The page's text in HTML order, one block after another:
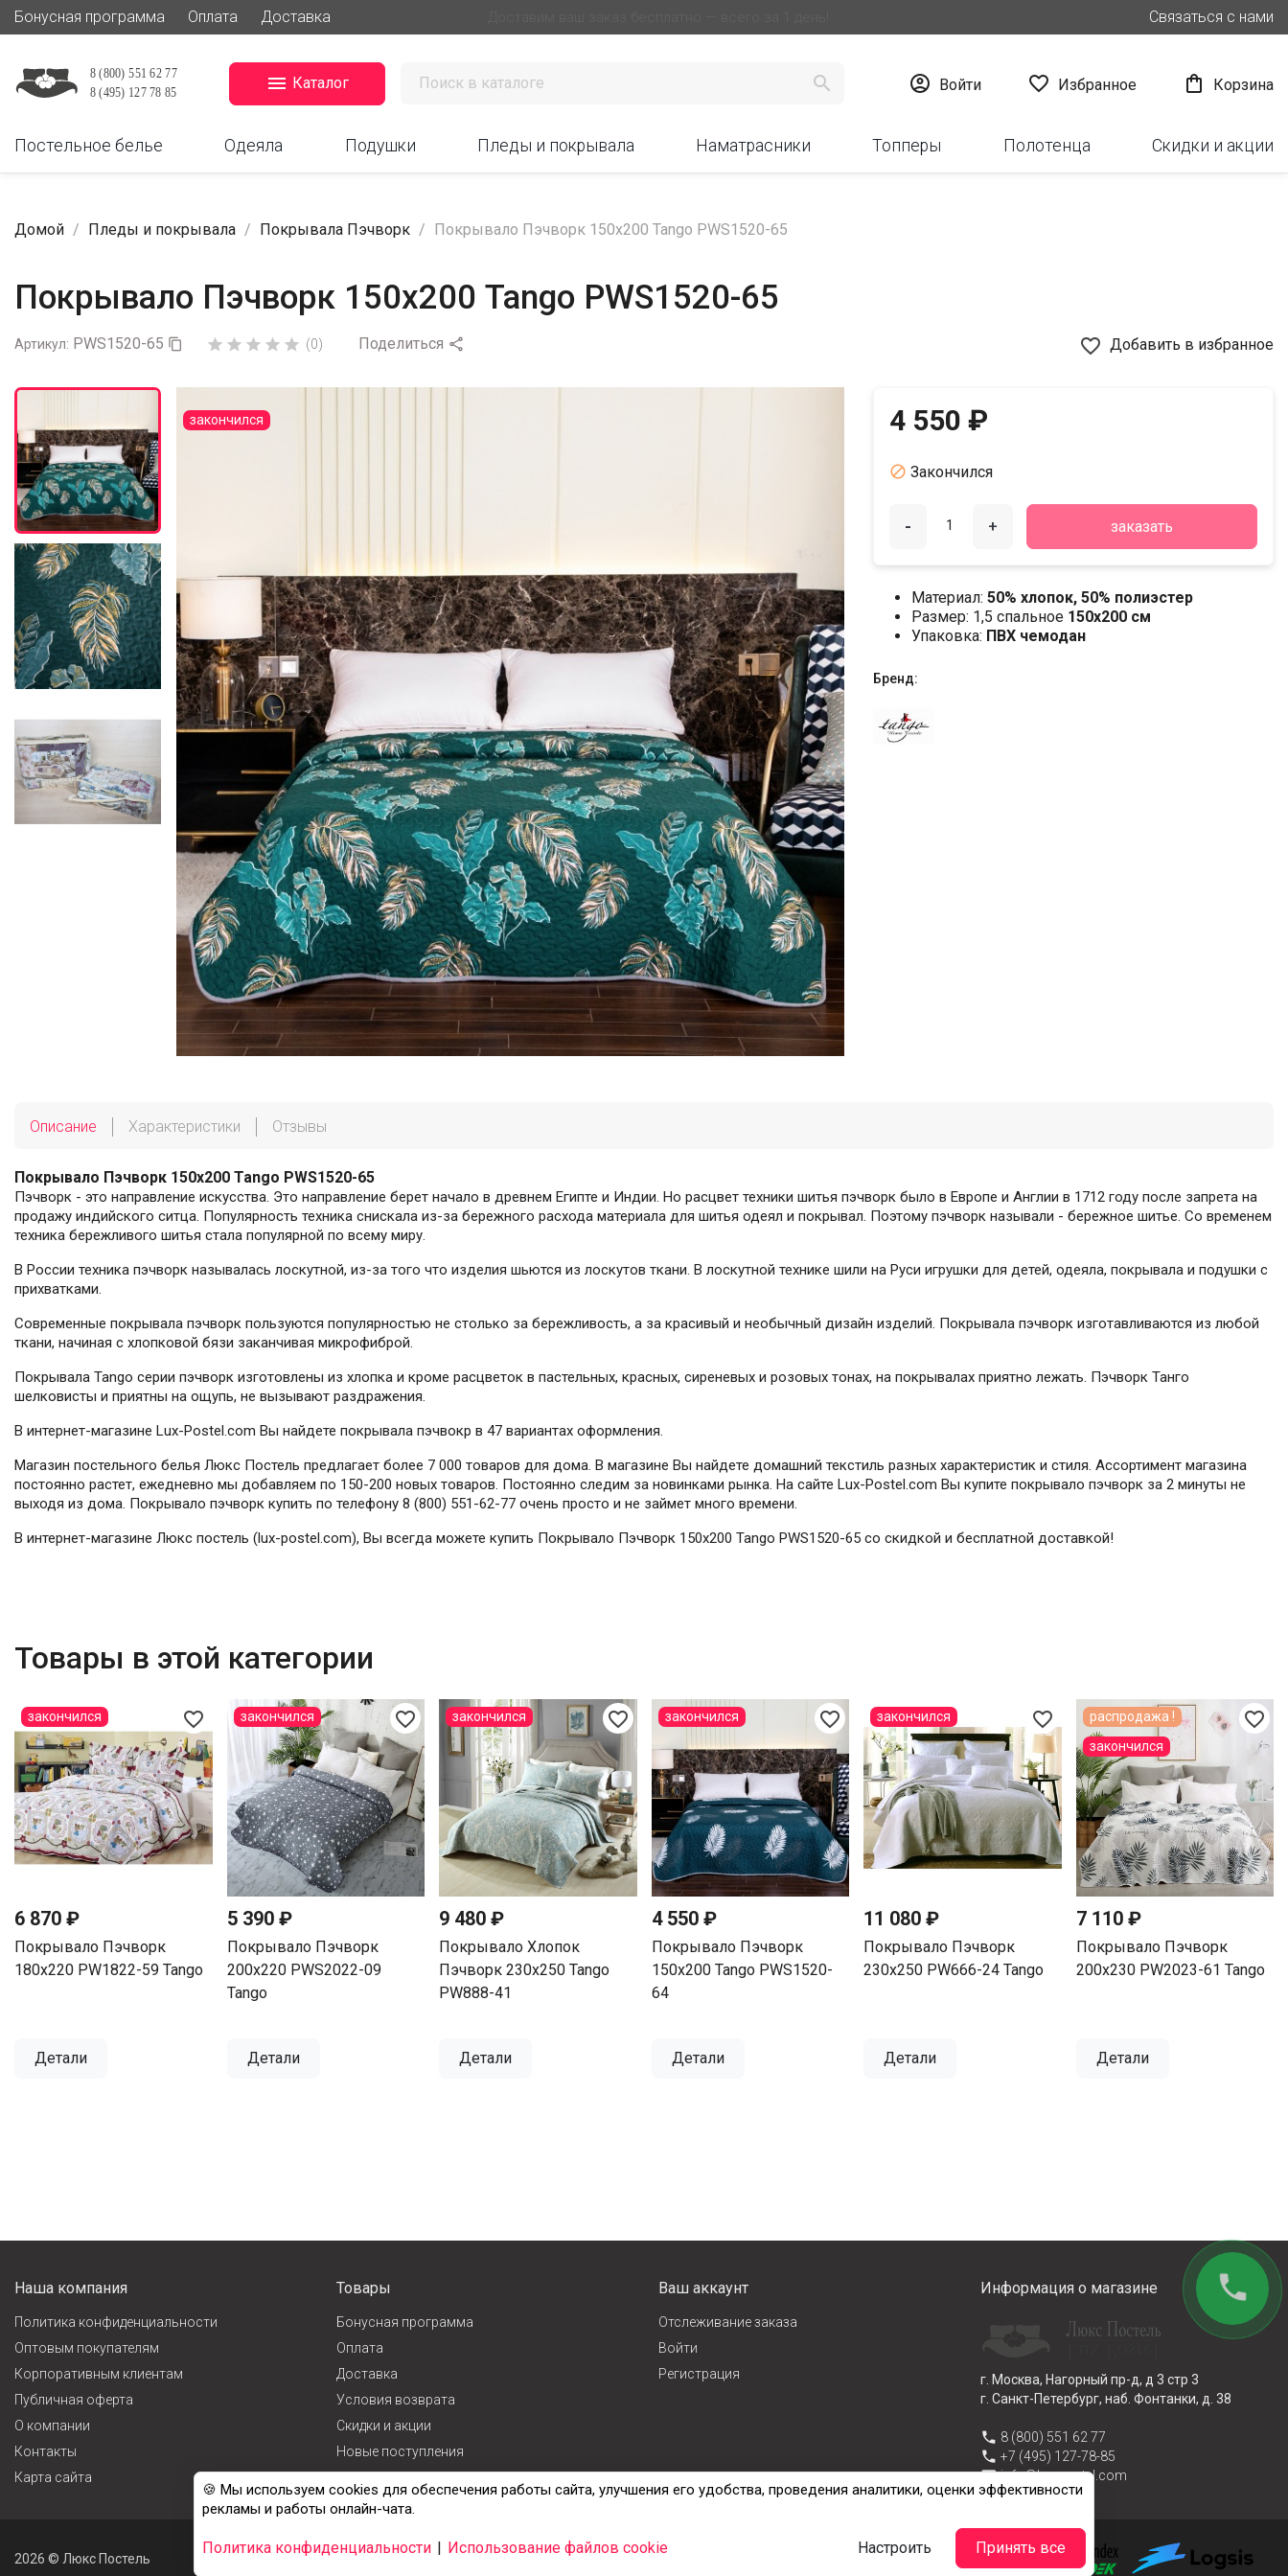
Бонусная программа Оплата Доставка Связаться с нами
 Каталог   Войти  Избранное  Корзина
Постельное белье Одеяла Подушки Пледы и покрывала Наматрасники Топперы Полотенца Скидки и акции
Домой Пледы и покрывала Покрывала Пэчворк Покрывало Пэчворк 150х200 Tango PWS1520-65
Покрывало Пэчворк 150х200 Tango PWS1520-65
Артикул: PWS1520-65       (0) Поделиться  favorite_border Добавить в избранное
закончился 4 550 ₽
 Закончился
- + заказать
Материал: 50% хлопок, 50% полиэстер
Размер: 1,5 спальное 150х200 см
Упаковка: ПВХ чемодан
Бренд:
Описание Характеристики Отзывы
Покрывало Пэчворк 150х200 Tango PWS1520-65
Пэчворк - это направление искусства. Это направление берет начало в древнем Египте и Индии. Но расцвет техники шитья пэчворк было в Европе и Англии в 1712 году после запрета на
продажу индийского ситца. Популярность техника снискала из-за бережного расхода материала для шитья одеял и покрывал. Поэтому пэчворк называли - бережное шитье. Со временем
техника бережливого шитья стала популярной по всему миру.
В России техника пэчворк называлась лоскутной, из-за того что изделия шьются из лоскутов ткани. В лоскутной технике шили на Руси игрушки для детей, одеяла, покрывала и подушки с
прихватками.
Современные покрывала пэчворк пользуются популярностью не столько за бережливость, а за красивый и необычный дизайн изделий. Покрывала пэчворк изготавливаются из любой
ткани, начиная с хлопковой бязи заканчивая микрофиброй.
Покрывала Tango серии пэчворк изготовлены из хлопка и кроме расцветок в пастельных, красных, сиреневых и розовых тонах, на покрывалах приятно лежать. Пэчворк Танго
шелковисты и приятны на ощупь, не вызывают раздражения.
В интернет-магазине Lux-Postel.com Вы найдете покрывала пэчвокр в 47 вариантах оформления.
Магазин постельного белья Люкс Постель предлагает более 7 000 товаров для дома. В магазине Вы найдете домашний текстиль разных характеристик и стиля. Ассортимент магазина
постоянно растет, ежедневно мы добавляем по 150-200 новых товаров. Постоянно следим за новинками рынка. На сайте Lux-Postel.com Вы купите покрывало пэчворк за 2 минуты не
выходя из дома. Покрывало пэчворк купить по телефону 8 (800) 551-62-77 очень просто и не займет много времени.
В интернет-магазине Люкс постель (lux-postel.com), Вы всегда можете купить Покрывало Пэчворк 150х200 Tango PWS1520-65 со скидкой и бесплатной доставкой!
Товары в этой категории
favorite_border
6 870 ₽
Покрывало Пэчворк
180х220 PW1822-59 Tango
Детали
закончился favorite_border
5 390 ₽
Покрывало Пэчворк
200х220 PWS2022-09
Tango
Детали
закончился favorite_border
9 480 ₽
Покрывало Хлопок
Пэчворк 230х250 Tango
PW888-41
Детали
закончился favorite_border
4 550 ₽
Покрывало Пэчворк
150х200 Tango PWS1520-
64
Детали
закончился favorite_border
11 080 ₽
Покрывало Пэчворк
230х250 PW666-24 Tango
Детали
закончился favorite_border
7 110 ₽
Покрывало Пэчворк
200х230 PW2023-61 Tango
Детали
распродажа !
закончился
Наша компания
Политика конфиденциальности
Оптовым покупателям
Корпоративным клиентам
Публичная оферта
О компании
Контакты
Карта сайта
Товары
Бонусная программа
Оплата
Доставка
Условия возврата
Cкидки и акции
Новые поступления
Лидеры продаж
Ваш аккаунт
Отслеживание заказа
Войти
Регистрация
Информация о магазине
г. Москва, Нагорный пр-д, д 3 стр 3
г. Санкт-Петербург, наб. Фонтанки, д. 38
phone 8 (800) 551 62 77
phone +7 (495) 127-78-85
emailinfo@lux-postel.com
2026 © Люкс Постель
🍪 Мы используем cookies для обеспечения работы сайта, улучшения его удобства, проведения аналитики, оценки эффективности
рекламы и работы онлайн-чата.
Политика конфиденциальности | Использование файлов cookie Настроить Принять все
phone